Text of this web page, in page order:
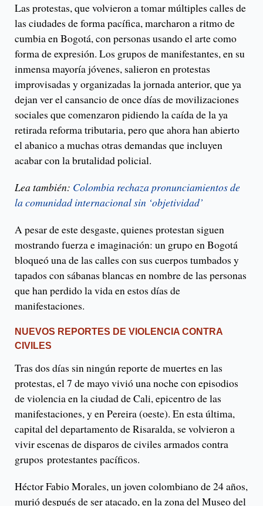
Las protestas, que volvieron a tomar múltiples calles de
las ciudades de forma pacífica, marcharon a ritmo de
cumbia en Bogotá, con personas usando el arte como
forma de expresión. Los grupos de manifestantes, en su
inmensa mayoría jóvenes, salieron en protestas
improvisadas y organizadas la jornada anterior, que ya
dejan ver el cansancio de once días de movilizaciones
sociales que comenzaron pidiendo la caída de la ya
retirada reforma tributaria, pero que ahora han abierto
el abanico a muchas otras demandas que incluyen
acabar con la brutalidad policial.
Lea también: Colombia rechaza pronunciamientos de
la comunidad internacional sin ‘objetividad’
A pesar de este desgaste, quienes protestan siguen
mostrando fuerza e imaginación: un grupo en Bogotá
bloqueó una de las calles con sus cuerpos tumbados y
tapados con sábanas blancas en nombre de las personas
que han perdido la vida en estos días de
manifestaciones.
NUEVOS REPORTES DE VIOLENCIA CONTRA
CIVILES
Tras dos días sin ningún reporte de muertes en las
protestas, el 7 de mayo vivió una noche con episodios
de violencia en la ciudad de Cali, epicentro de las
manifestaciones, y en Pereira (oeste). En esta última,
capital del departamento de Risaralda, se volvieron a
vivir escenas de disparos de civiles armados contra
grupos protestantes pacíficos.
Héctor Fabio Morales, un joven colombiano de 24 años,
murió después de ser atacado, en la zona del Museo del